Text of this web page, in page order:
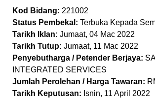
Kod Bidang: 221002
Status Pembekal: Terbuka Kepada
Tarikh Iklan: Jumaat, 04 Mac 2022
Tarikh Tutup: Jumaat, 11 Mac 2022
Penyebutharga / Petender Berjaya:
INTEGRATED SERVICES
Jumlah Perolehan / Harga Tawaran:
Tarikh Keputusan: Isnin, 11 April 2022